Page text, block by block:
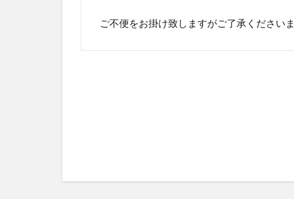
ご不便をお掛け致しますがご了承ください